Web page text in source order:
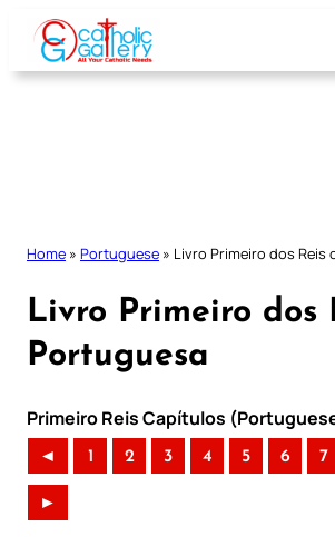
Skip
content
Home » Portuguese » Livro Primeiro dos Reis
Livro Primeiro dos
Portuguesa
Primeiro Reis Capítulos
◄ 1 2 3 4 5 6 7
►